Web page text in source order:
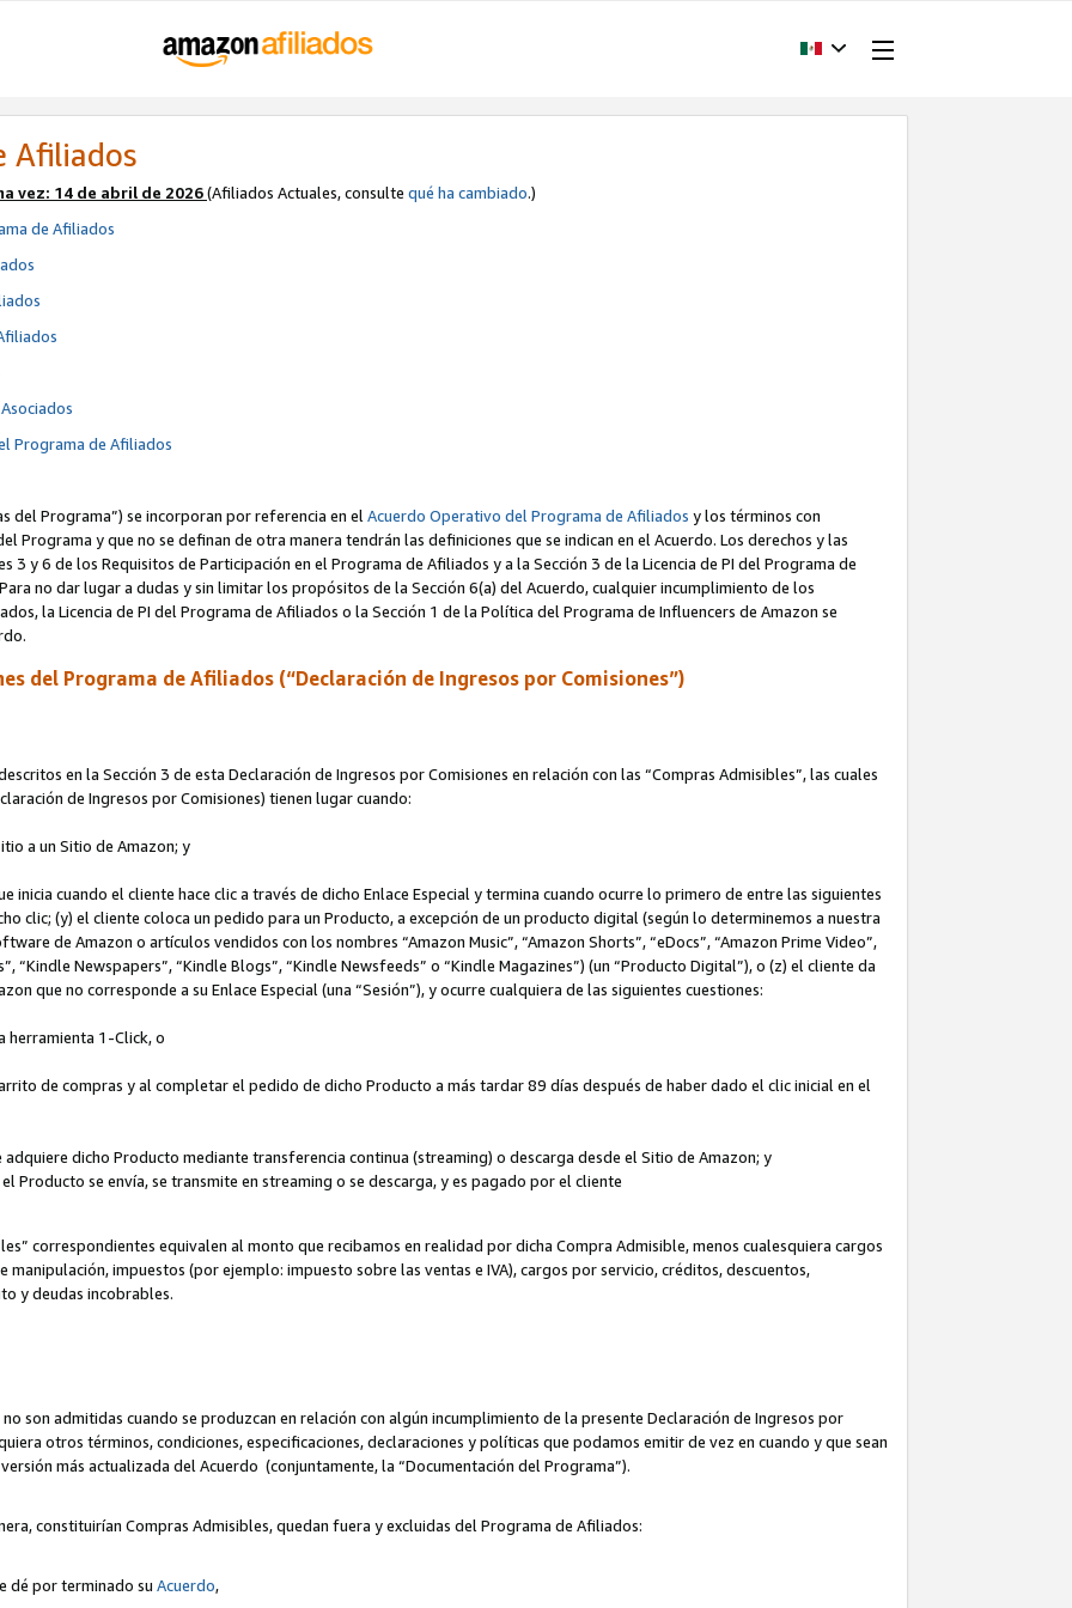
Afiliados
vez: 14 de abril de 2026(Afiliados Actuales, consulte qué ha cambiado.)
de Afiliados
Programa de Afiliados
del Programa”) se incorporan por referencia en elAcuerdo Operativo del Programa de Afiliados y los términos con
Programa y que no se definan de otra manera tendrán las definiciones que se indican en el Acuerdo. Los derechos y las
3 y 6 de los Requisitos de Participación en el Programa de Afiliados y a la Sección 3 de la Licencia de PI del Programa de
no dar lugar a dudas y sin limitar los propósitos de la Sección 6(a) del Acuerdo, cualquier incumplimiento de los
la Licencia de PI del Programa de Afiliados o la Sección 1 de la Política del Programa de Influencers de Amazon se
del Programa de Afiliados (“Declaración de Ingresos por Comisiones”)
en la Sección 3 de esta Declaración de Ingresos por Comisiones en relación con las “Compras Admisibles”, las cuales
de Ingresos por Comisiones) tienen lugar cuando:
a un Sitio de Amazon; y
inicia cuando el cliente hace clic a través de dicho Enlace Especial y termina cuando ocurre lo primero de entre las siguientes
clic; (y) el cliente coloca un pedido para un Producto, a excepción de un producto digital (según lo determinemos a nuestra
de Amazon o artículos vendidos con los nombres “Amazon Music”, “Amazon Shorts”, “eDocs”, “Amazon Prime Video”,
“Kindle Newspapers”, “Kindle Blogs”, “Kindle Newsfeeds” o “Kindle Magazines”) (un “Producto Digital”), o (z) el cliente da
que no corresponde a su Enlace Especial (una “Sesión”), y ocurre cualquiera de las siguientes cuestiones:
herramienta 1-Click, o
de compras y al completar el pedido de dicho Producto a más tardar 89 días después de haber dado el clic inicial en el
dicho Producto mediante transferencia continua (streaming) o descarga desde el Sitio de Amazon; y
Producto se envía, se transmite en streaming o se descarga, y es pagado por el cliente
correspondientes equivalen al monto que recibamos en realidad por dicha Compra Admisible, menos cualesquiera cargos
impuestos (por ejemplo: impuesto sobre las ventas e IVA), cargos por servicio, créditos, descuentos,
y deudas incobrables.
son admitidas cuando se produzcan en relación con algún incumplimiento de la presente Declaración de Ingresos por
otros términos, condiciones, especificaciones, declaraciones y políticas que podamos emitir de vez en cuando y que sean
más actualizada del Acuerdo (conjuntamente, la “Documentación del Programa”).
constituirían Compras Admisibles, quedan fuera y excluidas del Programa de Afiliados:
dé por terminado su Acuerdo,